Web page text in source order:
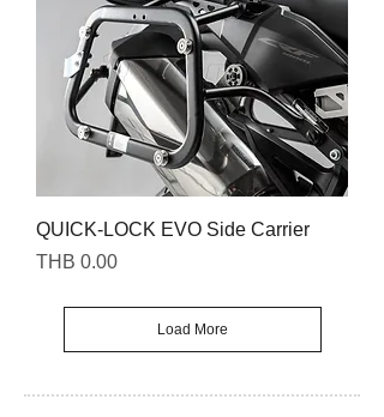
QUICK-LOCK EVO Side Carrier
Price
THB 0.00
Load More